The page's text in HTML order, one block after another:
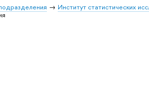
Институт статистических